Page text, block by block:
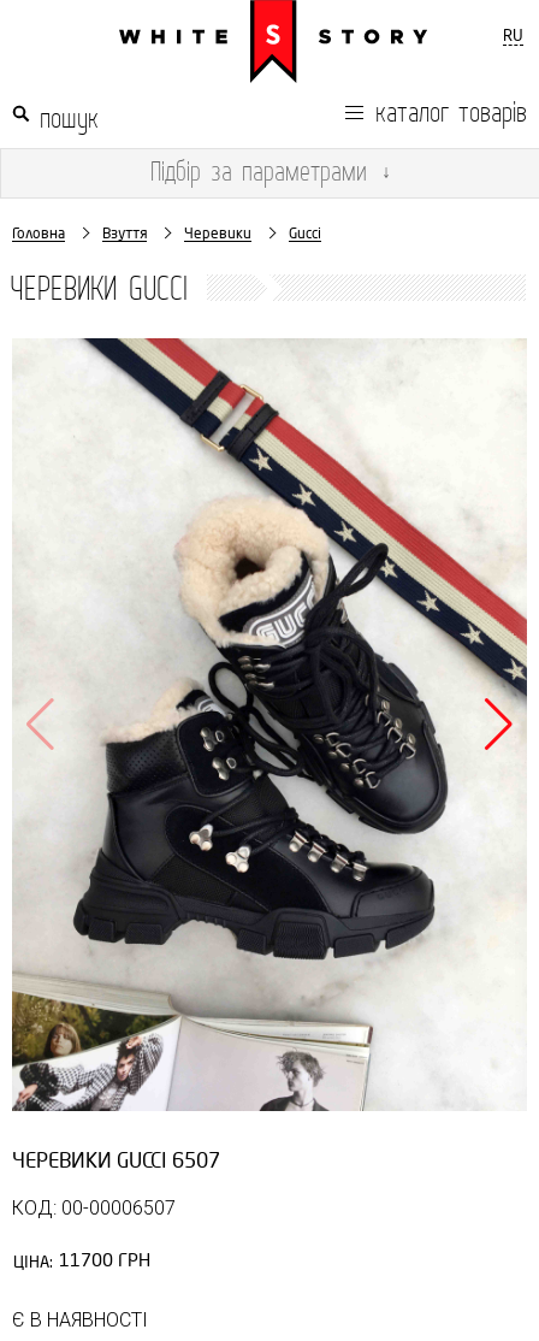
RU
каталог товарів
Підбір за параметрами ↓
Головна Взуття Черевики Gucci
ЧЕРЕВИКИ GUCCI
ЧЕРЕВИКИ GUCCI 6507
КОД: 00-00006507
ЦІНА: 11700 ГРН
Є В НАЯВНОСТІ